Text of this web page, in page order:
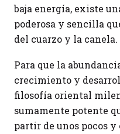
baja energía, existe
poderosa y sencilla
del cuarzo y la canela.
Para que la
crecimiento y
filosofía oriental
sumamente potente
partir de unos pocos y